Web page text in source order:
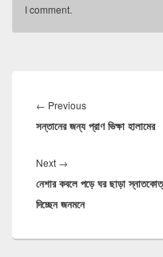
I comment.
navigation
← PreviousPrevious
post:
সন্তানের জন্য প্রাণ ভিক্ষা হালামের
Next →
post:
নেশার কবলে পড়ে ঘর ছাড়া
দিচ্ছেন জনমনে